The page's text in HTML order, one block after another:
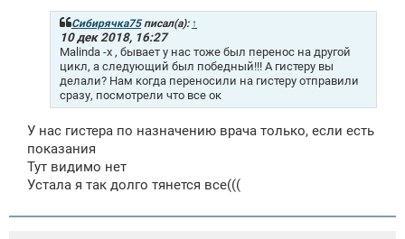
Сибирячка75писал(а): ↑
10 дек 2018, 16:27
Malinda -x , бывает у нас тоже был перенос на другой
цикл, а следующий был победный!!! А гистеру вы
делали? Нам когда переносили на гистеру отправили
сразу, посмотрели что все ок
У нас гистера по назначению врача только, если есть
показания
Тут видимо нет
Устала я так долго тянется все(((